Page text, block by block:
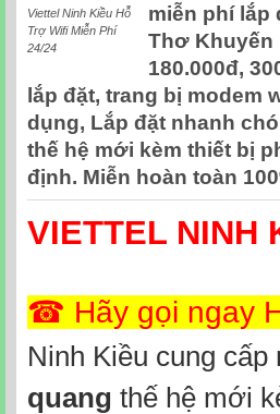
Viettel Ninh Kiều Hỗ
Trợ Wifi Miễn Phí
24/24
miễn phí lắp
Thơ Khuyến
180.000đ,
lắp đặt, trang bị modem
dụng, Lắp đặt nhanh
thế hệ mới kèm thiết bị
định. Miễn hoàn toàn
VIETTEL NINH
☎ Hãy gọi ngay
Ninh Kiều cung cấp
quang thế hệ mới